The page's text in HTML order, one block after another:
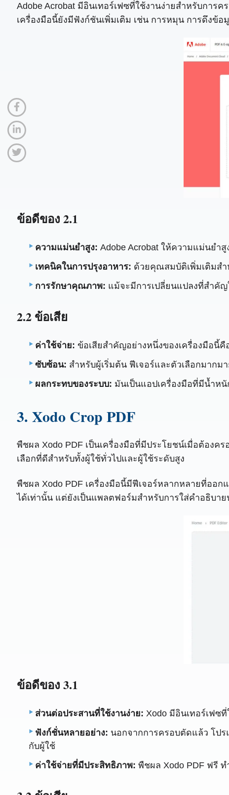
Adobe Acrobat มีอินเทอร์เฟซที่ใช้งานง่ายสำหรับกา
เครื่องมือนี้ยังมีฟังก์ชันเพิ่มเติม เช่น การหมุน การดึงข้
ข้อดีของ 2.1
ความแม่นยำสูง: Adobe Acrobat ให้ความแม่นยำ
เทคนิคในการปรุงอาหาร: ด้วยคุณสมบัติเพิ่มเติมสำ
การรักษาคุณภาพ: แม้จะมีการเปลี่ยนแปลงที่สำคั
2.2 ข้อเสีย
ค่าใช้จ่าย: ข้อเสียสำคัญอย่างหนึ่งของเครื่องมือนี้
ซับซ้อน: สำหรับผู้เริ่มต้น ฟีเจอร์และตัวเลือกมาก
ผลกระทบของระบบ: มันเป็นแอปเครื่องมือที่มีน้ำห
3. Xodo Crop PDF
พืชผล Xodo PDF เป็นเครื่องมือที่มีประโยชน์เมื่อต้องค
เลือกที่ดีสำหรับทั้งผู้ใช้ทั่วไปและผู้ใช้ระดับสูง
พืชผล Xodo PDF เครื่องมือนี้มีฟีเจอร์หลากหลายที่ออ
ได้เท่านั้น แต่ยังเป็นแพลตฟอร์มสำหรับการใส่คำอธิบา
ข้อดีของ 3.1
ส่วนต่อประสานที่ใช้งานง่าย: Xodo มีอินเทอร์เฟซ
ฟังก์ชั่นหลายอย่าง: นอกจากการครอบตัดแล้ว โปร
กับผู้ใช้
ค่าใช้จ่ายที่มีประสิทธิภาพ: พืชผล Xodo PDF ฟรี